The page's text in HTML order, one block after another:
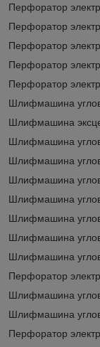
Перфоратор
Перфоратор
Перфоратор
Перфоратор
Перфоратор
Шлифмашина
Шлифмашина
Шлифмашина
Шлифмашина
Шлифмашина
Шлифмашина
Шлифмашина
Шлифмашина
Шлифмашина
Перфоратор
Шлифмашина
Шлифмашина
Перфоратор